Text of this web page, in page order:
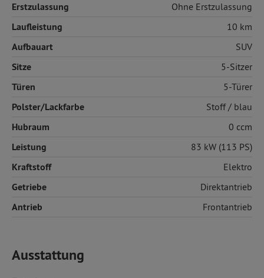
Erstzulassung Ohne Erstzulassung
Laufleistung 10 km
Aufbauart SUV
Sitze 5-Sitzer
Türen 5-Türer
Polster/Lackfarbe Stoff/ blau
Hubraum 0 ccm
Leistung 83 kW (113 PS)
Kraftstoff Elektro
Getriebe Direktantrieb
Antrieb Frontantrieb
Ausstattung